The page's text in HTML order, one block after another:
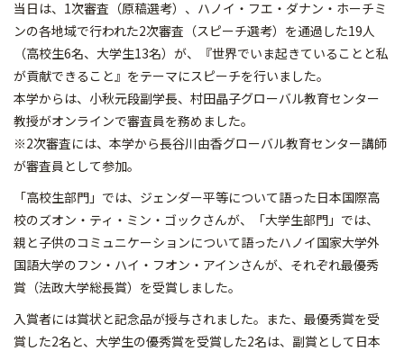
当日は、1次審査（原稿選考）、ハノイ・フエ・ダナン・ホーチミ
ンの各地域で行われた2次審査（スピーチ選考）を通過した19人
（高校生6名、大学生13名）が、『世界でいま起きていることと私
が貢献できること』をテーマにスピーチを行いました。
本学からは、小秋元段副学長、村田晶子グローバル教育センター
教授がオンラインで審査員を務めました。
※2次審査には、本学から長谷川由香グローバル教育センター講師
が審査員として参加。
「高校生部門」では、ジェンダー平等について語った日本国際高
校のズオン・ティ・ミン・ゴックさんが、「大学生部門」では、
親と子供のコミュニケーションについて語ったハノイ国家大学外
国語大学のフン・ハイ・フオン・アインさんが、それぞれ最優秀
賞（法政大学総長賞）を受賞しました。
入賞者には賞状と記念品が授与されました。また、最優秀賞を受
賞した2名と、大学生の優秀賞を受賞した2名は、副賞として日本